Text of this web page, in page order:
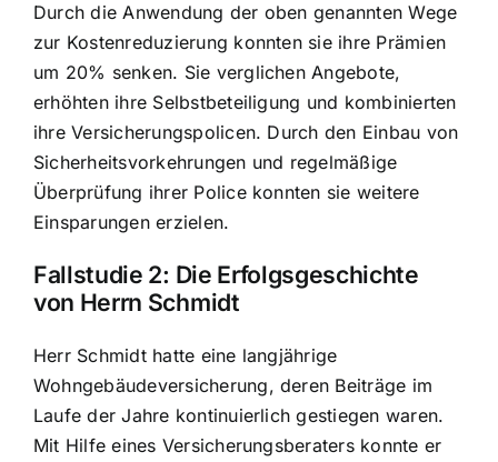
Durch die Anwendung der oben genannten Wege
zur Kostenreduzierung konnten sie ihre Prämien
um 20% senken. Sie verglichen Angebote,
erhöhten ihre Selbstbeteiligung und kombinierten
ihre Versicherungspolicen. Durch den Einbau von
Sicherheitsvorkehrungen und regelmäßige
Überprüfung ihrer Police konnten sie weitere
Einsparungen erzielen.
Fallstudie 2: Die Erfolgsgeschichte
von Herrn Schmidt
Herr Schmidt hatte eine langjährige
Wohngebäudeversicherung, deren Beiträge im
Laufe der Jahre kontinuierlich gestiegen waren.
Mit Hilfe eines Versicherungsberaters konnte er